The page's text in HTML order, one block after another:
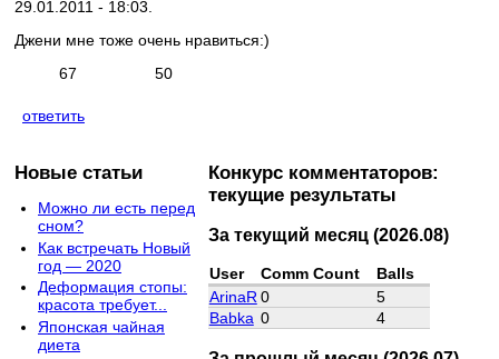
29.01.2011 - 18:03.
Джени мне тоже очень нравиться:)
67
50
ответить
Новые статьи
Можно ли есть перед
сном?
Как встречать Новый
год — 2020
Деформация стопы:
красота требует...
Японская чайная
диета
Конкурс комментаторов:
текущие результаты
За текущий месяц (2026.08)
User Comm Count
Balls
ArinaR 0
5
Babka 0 4